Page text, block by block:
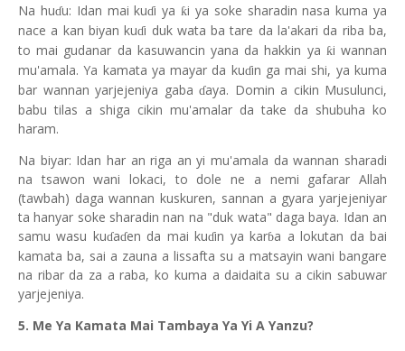
Na huɗu: Idan mai kuɗi yaƙi ya soke sharadin nasa kuma ya
nace a kan biyan kuɗi duk wata ba tare da la'akari da riba ba,
to mai gudanar da kasuwancin yana da hakkin ya ƙi wannan
mu'amala. Ya kamata ya mayar da kuɗin ga mai shi, ya kuma
bar wannan yarjejeniya gaba ɗaya. Domin a cikin Musulunci,
babu tilas a shiga cikin mu'amalar da take da shubuha ko
haram.
Na biyar: Idan har an riga an yi mu'amala da wannan sharadi
na tsawon wani lokaci, to dole ne a nemi gafarar Allah
(tawbah) daga wannan kuskuren, sannan a gyara yarjejeniyar
ta hanyar soke sharadin nan na "duk wata" daga baya. Idan an
samu wasu kuɗaɗen da mai kuɗin ya karɓa a lokutan da bai
kamata ba, sai a zauna a lissafta su a matsayin wani bangare
na ribar da za a raba, ko kuma a daidaita su a cikin sabuwar
yarjejeniya.
5. Me Ya Kamata Mai Tambaya Ya Yi A Yanzu?